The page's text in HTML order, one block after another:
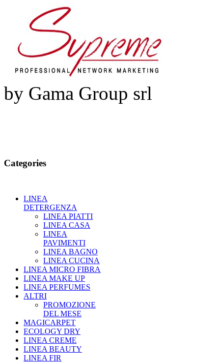
by Gama Group srl
Categories
LINEA
DETERGENZA
LINEA PIATTI
LINEA CASA
LINEA
PAVIMENTI
LINEA BAGNO
LINEA CUCINA
LINEA MICRO FIBRA
LINEA MAKE UP
LINEA PERFUMES
ALTRI
PROMOZIONE
DEL MESE
MAGICARPET
ECOLOGY DRY
LINEA CREME
LINEA BEAUTY
LINEA FIR